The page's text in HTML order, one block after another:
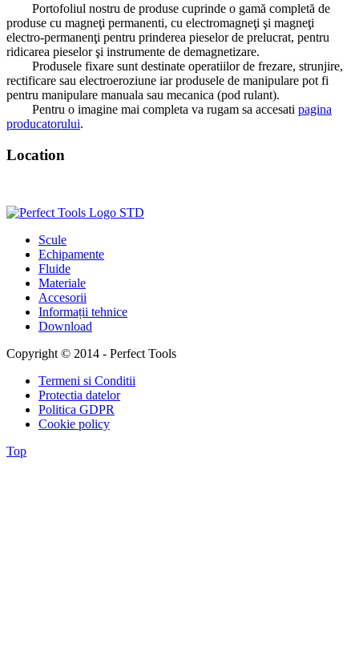
Portofoliul nostru de produse cuprinde o gamă completă de
produse cu magneţi permanenti, cu electromagneţi şi magneţi
electro-permanenţi pentru prinderea pieselor de prelucrat, pentru
ridicarea pieselor şi instrumente de demagnetizare.
Produsele fixare sunt destinate operatiilor de frezare, strunjire,
rectificare sau electroeroziune iar produsele de manipulare pot fi
pentru manipulare manuala sau mecanica (pod rulant).
Pentru o imagine mai completa va rugam sa accesati pagina
producatorului.
Location
Scule
Echipamente
Fluide
Materiale
Accesorii
Informații tehnice
Download
Copyright © 2014 - Perfect Tools
Termeni si Conditii
Protectia datelor
Politica GDPR
Cookie policy
Top